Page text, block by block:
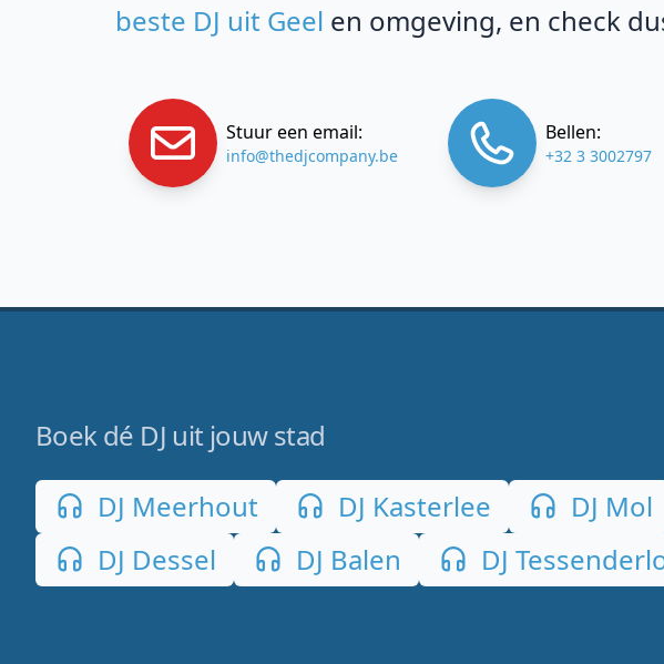
beste DJ uit Geel en omgeving, en check
Stuur een email:
info@thedjcompany.be
Bellen:
+32 3 3002797
Boek dé DJ uit jouw stad
DJ Meerhout
DJ Kasterlee DJ Mol
DJ Dessel
DJ Balen DJ